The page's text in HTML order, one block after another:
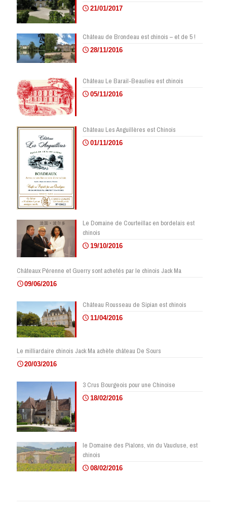
21/01/2017
Château de Brondeau est chinois – et de 5 !
28/11/2016
Château Le Barail-Beaulieu est chinois
05/11/2016
Château Les Anguillères est Chinois
01/11/2016
Le Domaine de Courteillac en bordelais est
chinois
19/10/2016
Châteaux Pérenne et Guerry sont achetés par le chinois Jack Ma
09/06/2016
Château Rousseau de Sipian est chinois
11/04/2016
Le milliardaire chinois Jack Ma achète château De Sours
20/03/2016
3 Crus Bourgeois pour une Chinoise
18/02/2016
le Domaine des Pialons, vin du Vaucluse, est
chinois
08/02/2016